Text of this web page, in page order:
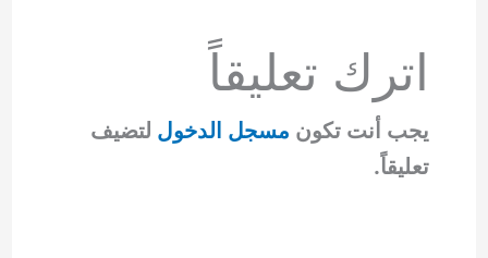
اترك تعليقاً
يجب أنت تكون مسجل الدخول لتضيف
تعليقاً.